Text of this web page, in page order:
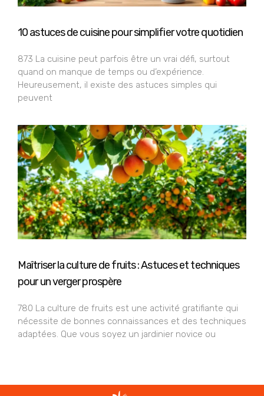
10 astuces de cuisine pour simplifier votre quotidien
873 La cuisine peut parfois être un vrai défi, surtout
quand on manque de temps ou d’expérience.
Heureusement, il existe des astuces simples qui
peuvent
Maîtriser la culture de fruits : Astuces et techniques
pour un verger prospère
780 La culture de fruits est une activité gratifiante qui
nécessite de bonnes connaissances et des techniques
adaptées. Que vous soyez un jardinier novice ou